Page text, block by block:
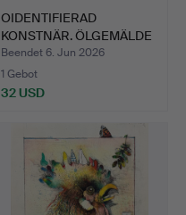
OIDENTIFIERAD
KONSTNÄR. ÖLGEMÄLDE
- Waldmo…
Beendet 6. Jun 2026
1 Gebot
32 USD